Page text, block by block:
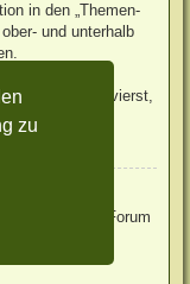
zu
in den „Themen-
und unterhalb
wurde“ aktivierst,
den Link „Forum
befindet.